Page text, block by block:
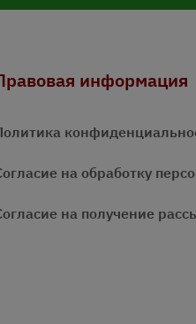
информация
на обработку
на получение